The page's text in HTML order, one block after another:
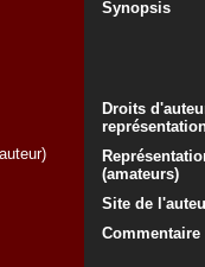
Synopsis
Droits
(amateurs)
Site de